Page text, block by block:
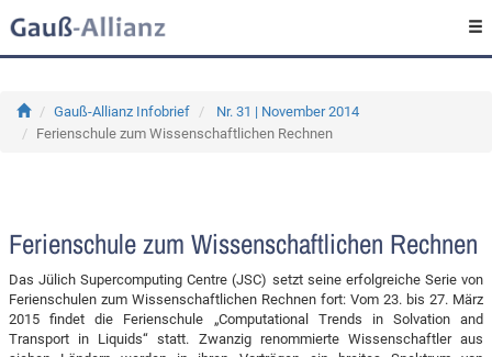
Gauß-Allianz Infobrief
Nr. 31 | November 2014
Ferienschule zum Wissenschaftlichen Rechnen
Ferienschule zum Wissenschaftlichen Rechnen
Das Jülich Supercomputing Centre (JSC) setzt seine erfolgreiche Serie von
Ferienschulen zum Wissenschaftlichen Rechnen fort: Vom 23. bis 27. März
2015 findet die Ferienschule „Computational Trends in Solvation and
Transport in Liquids“ statt. Zwanzig renommierte Wissenschaftler aus